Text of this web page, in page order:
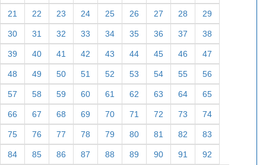
21 22 23 24 25 26 27 28 29
30 31 32 33 34 35 36 37 38
39 40 41 42 43 44 45 46 47
48 49 50 51 52 53 54 55 56
57 58 59 60 61 62 63 64 65
66 67 68 69 70 71 72 73 74
75 76 77 78 79 80 81 82 83
84 85 86 87 88 89 90 91 92